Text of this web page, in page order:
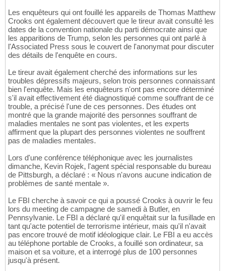
Les enquêteurs qui ont fouillé les appareils de Thomas Matthew
Crooks ont également découvert que le tireur avait consulté les
dates de la convention nationale du parti démocrate ainsi que
les apparitions de Trump, selon les personnes qui ont parlé à
l'Associated Press sous le couvert de l'anonymat pour discuter
des détails de l'enquête en cours.
Le tireur avait également cherché des informations sur les
troubles dépressifs majeurs, selon trois personnes connaissant
bien l'enquête. Mais les enquêteurs n'ont pas encore déterminé
s'il avait effectivement été diagnostiqué comme souffrant de ce
trouble, a précisé l'une de ces personnes. Des études ont
montré que la grande majorité des personnes souffrant de
maladies mentales ne sont pas violentes, et les experts
affirment que la plupart des personnes violentes ne souffrent
pas de maladies mentales.
Lors d'une conférence téléphonique avec les journalistes
dimanche, Kevin Rojek, l'agent spécial responsable du bureau
de Pittsburgh, a déclaré : « Nous n'avons aucune indication de
problèmes de santé mentale ».
Le FBI cherche à savoir ce qui a poussé Crooks à ouvrir le feu
lors du meeting de campagne de samedi à Butler, en
Pennsylvanie. Le FBI a déclaré qu'il enquêtait sur la fusillade en
tant qu'acte potentiel de terrorisme intérieur, mais qu'il n'avait
pas encore trouvé de motif idéologique clair. Le FBI a eu accès
au téléphone portable de Crooks, a fouillé son ordinateur, sa
maison et sa voiture, et a interrogé plus de 100 personnes
jusqu'à présent.